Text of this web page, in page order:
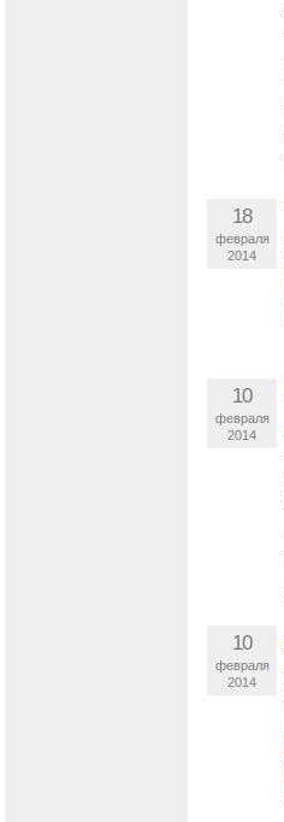
18
февраля
2014
10
февраля
2014
10
февраля
2014